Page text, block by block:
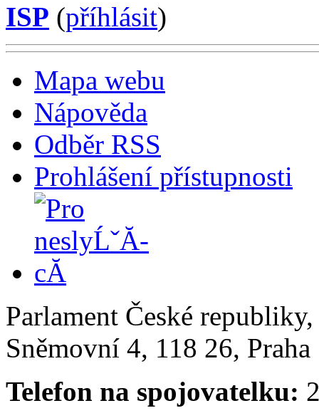
ISP (příhlásit)
Mapa webu
Nápověda
Odběr RSS
Prohlášení přístupnosti
Parlament České
Sněmovní 4, 118 26,
Telefon na spojovatelku: